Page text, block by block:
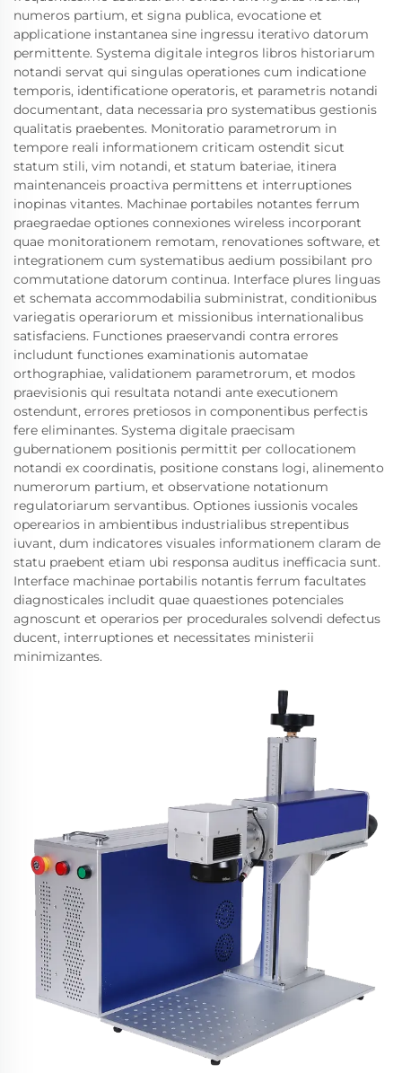
numeros partium, et signa publica, evocatione et
applicatione instantanea sine ingressu iterativo datorum
permittente. Systema digitale integros libros historiarum
notandi servat qui singulas operationes cum indicatione
temporis, identificatione operatoris, et parametris notandi
documentant, data necessaria pro systematibus gestionis
qualitatis praebentes. Monitoratio parametrorum in
tempore reali informationem criticam ostendit sicut
statum stili, vim notandi, et statum bateriae, itinera
maintenanceis proactiva permittens et interruptiones
inopinas vitantes. Machinae portabiles notantes ferrum
praegraedae optiones connexiones wireless incorporant
quae monitorationem remotam, renovationes software, et
integrationem cum systematibus aedium possibilant pro
commutatione datorum continua. Interface plures linguas
et schemata accommodabilia subministrat, conditionibus
variegatis operariorum et missionibus internationalibus
satisfaciens. Functiones praeservandi contra errores
includunt functiones examinationis automatae
orthographiae, validationem parametrorum, et modos
praevisionis qui resultata notandi ante executionem
ostendunt, errores pretiosos in componentibus perfectis
fere eliminantes. Systema digitale praecisam
gubernationem positionis permittit per collocationem
notandi ex coordinatis, positione constans logi, alinemento
numerorum partium, et observatione notationum
regulatoriarum servantibus. Optiones iussionis vocales
operearios in ambientibus industrialibus strepentibus
iuvant, dum indicatores visuales informationem claram de
statu praebent etiam ubi responsa auditus inefficacia sunt.
Interface machinae portabilis notantis ferrum facultates
diagnosticales includit quae quaestiones potenciales
agnoscunt et operarios per procedurales solvendi defectus
ducent, interruptiones et necessitates ministerii
minimizantes.